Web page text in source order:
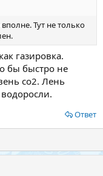
Тут не только
газировка.
бы быстро не
со2. Лень
Ответ